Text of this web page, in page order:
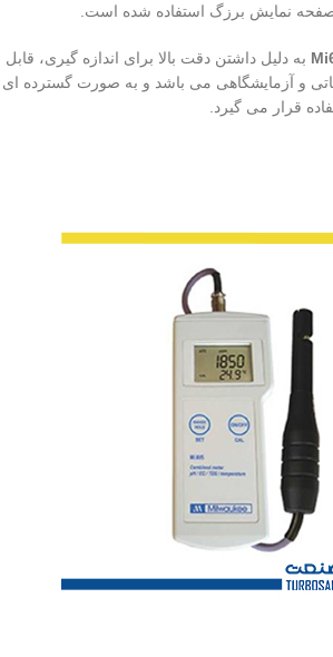
نمایش برزگ استفاده شده است.
به دلیل داشتن دقت بالا برای اندازه گیری، قابل
و آزمایشگاهی می باشد و به صورت گسترده ای
قرار می گیرد.